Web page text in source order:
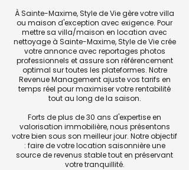
À Sainte-Maxime, Style de Vie gère votre villa
ou maison d'exception avec exigence. Pour
mettre sa villa/maison en location avec
nettoyage à Sainte-Maxime, Style de Vie crée
votre annonce avec reportages photos
professionnels et assure son référencement
optimal sur toutes les plateformes. Notre
Revenue Management ajuste vos tarifs en
temps réel pour maximiser votre rentabilité
tout au long de la saison.
Forts de plus de 30 ans d'expertise en
valorisation immobilière, nous présentons
votre bien sous son meilleur jour. Notre objectif
: faire de votre location saisonnière une
source de revenus stable tout en préservant
votre tranquillité.